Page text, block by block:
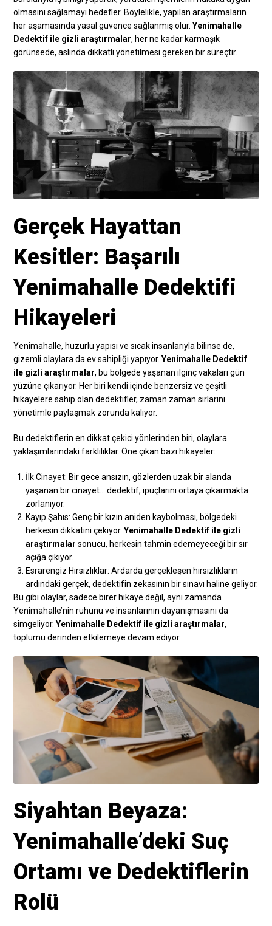
olmasını sağlamayı hedefler. Böylelikle, yapılan araştırmaların
her aşamasında yasal güvence sağlanmış olur.Yenimahalle
Dedektif ile gizli araştırmalar, her ne kadar karmaşık
görünsede, aslında dikkatli yönetilmesi gereken bir süreçtir.
Gerçek Hayattan
Kesitler: Başarılı
Yenimahalle Dedektifi
Hikayeleri
Yenimahalle, huzurlu yapısı ve sıcak insanlarıyla bilinse de,
gizemli olaylara da ev sahipliği yapıyor.Yenimahalle Dedektif
ile gizli araştırmalar, bu bölgede yaşanan ilginç vakaları gün
yüzüne çıkarıyor. Her biri kendi içinde benzersiz ve çeşitli
hikayelere sahip olan dedektifler, zaman zaman sırlarını
yönetimle paylaşmak zorunda kalıyor.
Bu dedektiflerin en dikkat çekici yönlerinden biri, olaylara
yaklaşımlarındaki farklılıklar. Öne çıkan bazı hikayeler:
İlk Cinayet: Bir gece ansızın, gözlerden uzak bir alanda
yaşanan bir cinayet… dedektif, ipuçlarını ortaya çıkarmakta
zorlanıyor.
Kayıp Şahıs: Genç bir kızın aniden kaybolması, bölgedeki
herkesin dikkatini çekiyor.Yenimahalle Dedektif ile gizli
araştırmalar sonucu, herkesin tahmin edemeyeceği bir sır
açığa çıkıyor.
Esrarengiz Hırsızlıklar: Ardarda gerçekleşen hırsızlıkların
ardındaki gerçek, dedektifin zekasının bir sınavı haline geliyor.
Bu gibi olaylar, sadece birer hikaye değil, aynı zamanda
Yenimahalle’nin ruhunu ve insanlarının dayanışmasını da
simgeliyor.Yenimahalle Dedektif ile gizli araştırmalar,
toplumu derinden etkilemeye devam ediyor.
Siyahtan Beyaza:
Yenimahalle’deki Suç
Ortamı ve Dedektiflerin
Rolü